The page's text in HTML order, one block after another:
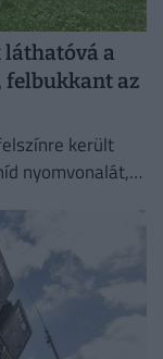
a
felbukkant az
került
nyomvonalát,